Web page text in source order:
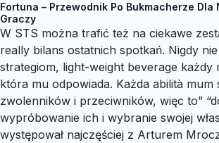
Fortuna – Przewodnik Po Bukmacherze Dla
Graczy
W STS można trafić też na ciekawe
really bilans ostatnich spotkań. Nigdy
strategiom, light-weight beverage każdy
która mu odpowiada. Każda abilità mum
zwolenników i przeciwników, więc to”
wypróbowanie ich i wybranie swojej
występował najczęściej z Arturem